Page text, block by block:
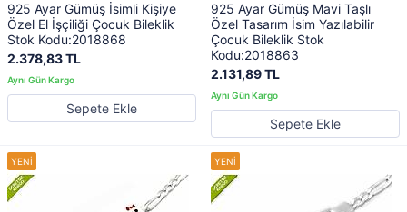
925 Ayar Gümüş İsimli Kişiye
Özel El İşçiliği Çocuk Bileklik
Stok Kodu:2018868
2.378,83 TL
Sepete Ekle
925 Ayar Gümüş Mavi Taşlı
Özel Tasarım İsim Yazılabilir
Çocuk Bileklik Stok
Kodu:2018863
2.131,89 TL
Sepete Ekle